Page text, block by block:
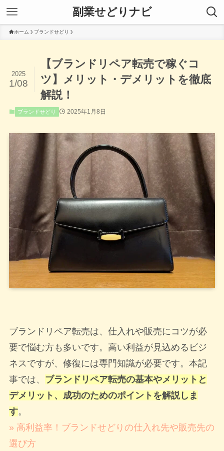
副業せどりナビ
ホーム ブランドせどり
【ブランドリペア転売で稼ぐコ
ツ】メリット・デメリットを徹底
解説！
2025
1/08
ブランドせどり 2025年1月8日
ブランドリペア転売は、仕入れや販売にコツが必
要で悩む方も多いです。高い利益が見込めるビジ
ネスですが、修復には専門知識が必要です。本記
事では、 ブランドリペア転売の基本やメリットと
デメリット、成功のためのポイントを解説しま
す。
» 高利益率！ブランドせどりの仕入れ先や販売先の
選び方